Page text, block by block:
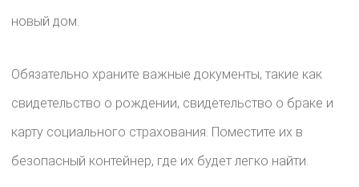
новый дом.
Обязательно храните важные документы, такие как
свидетельство о рождении, свидетельство о браке и
карту социального страхования. Поместите их в
безопасный контейнер, где их будет легко найти.